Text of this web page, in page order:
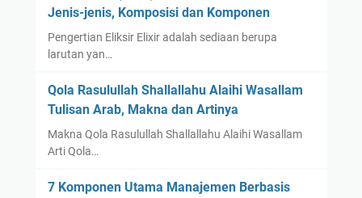
Jenis-jenis, Komposisi dan Komponen
Pengertian Eliksir Elixir adalah sediaan berupa
larutan yan…
Qola Rasulullah Shallallahu Alaihi Wasallam
Tulisan Arab, Makna dan Artinya
Makna Qola Rasulullah Shallallahu Alaihi Wasallam
Arti Qola…
7 Komponen Utama Manajemen Berbasis